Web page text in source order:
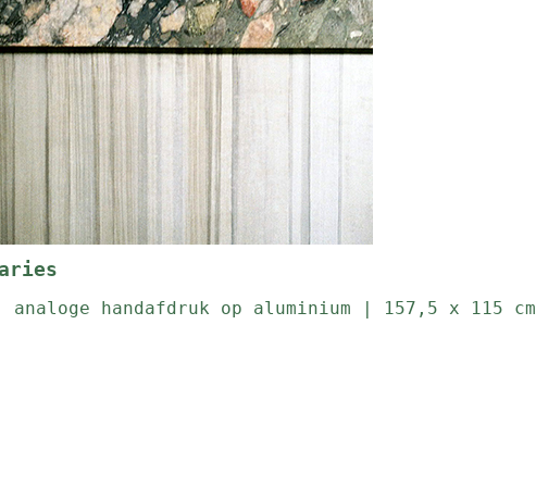
analoge handafdruk op aluminium | 157,5 x 115 cm